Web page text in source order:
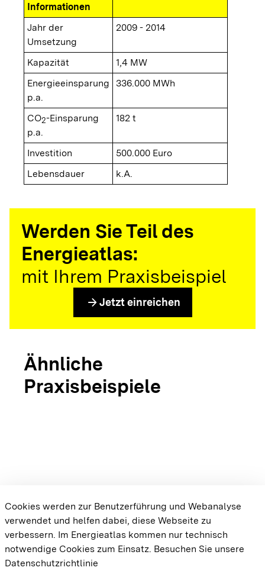
Informationen
Jahr der
Umsetzung
2009 - 2014
Kapazität
1,4 MW
Energieeinsparung
p.a.
336.000 MWh
CO2-Einsparung
p.a.
182 t
Investition
500.000 Euro
Lebensdauer
k.A.
Werden Sie Teil des
Energieatlas:
mit Ihrem Praxisbeispiel
arrow_forward Jetzt einreichen
Ähnliche
Praxisbeispiele
{{#displayPraxisbeispielMap}} {{{body}}}
{{/displayPraxisbeispielMap}}
Cookies werden zur Benutzerführung und Webanalyse
verwendet und helfen dabei, diese Webseite zu
verbessern. Im Energieatlas kommen nur technisch
notwendige Cookies zum Einsatz. Besuchen Sie unsere
Datenschutzrichtlinie